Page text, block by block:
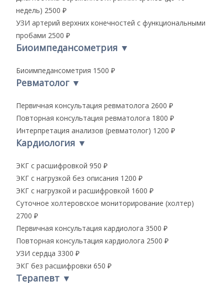
недель) 2500 ₽
УЗИ артерий верхних конечностей с функциональными
пробами 2500 ₽
Биоимпедансометрия ▼
Биоимпедансометрия 1500 ₽
Ревматолог ▼
Первичная консультация ревматолога 2600 ₽
Повторная консультация ревматолога 1800 ₽
Интерпретация анализов (ревматолог) 1200 ₽
Кардиология ▼
ЭКГ с расшифровкой 950 ₽
ЭКГ с нагрузкой без описания 1200 ₽
ЭКГ с нагрузкой и расшифровкой 1600 ₽
Суточное холтеровское мониторирование (холтер)
2700 ₽
Первичная консультация кардиолога 3500 ₽
Повторная консультация кардиолога 2500 ₽
УЗИ сердца 3300 ₽
ЭКГ без расшифровки 650 ₽
Терапевт ▼